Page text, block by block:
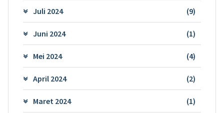
Juli 2024 (9)
Juni 2024 (1)
Mei 2024 (4)
April 2024 (2)
Maret 2024 (1)